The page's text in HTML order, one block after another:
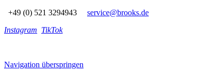
+49 (0) 521 3294943
service@brooks.de
Instagram TikTok
Navigation überspringen